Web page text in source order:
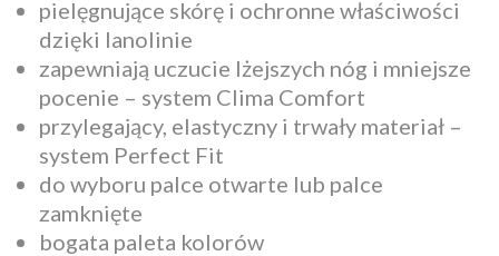
pielęgnujące skórę i ochronne właściwości
dzięki lanolinie
zapewniają uczucie lżejszych nóg i mniejsze
pocenie – system Clima Comfort
przylegający, elastyczny i trwały materiał –
system Perfect Fit
do wyboru palce otwarte lub palce
zamknięte
bogata paleta kolorów